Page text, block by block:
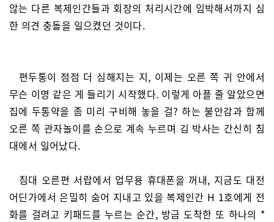
않는 다른 복제인간들과 회장의 처리시간에 임박해서까지 심
한 의견 충돌을 일으켰던 것이다.
편두통이 점점 더 심해지는 지, 이제는 오른 쪽 귀 안에서
무슨 이명 같은 게 들리기 시작했다. 이렇게 아플 줄 알았으면
집에 두통약을 좀 미리 구비해 놓을 걸? 하는 불안감과 함께
오른 쪽 관자놀이를 손으로 계속 누르며 김 박사는 간신히 침
대에서 일어났다.
침대 오른편 서랍에서 업무용 휴대폰을 꺼내, 지금도 대전
어딘가에서 은밀히 숨어 지내고 있을 복제인간 H 1호에게 전
화를 걸려고 키패드를 누르는 순간, 방금 도착한 또 하나의 *